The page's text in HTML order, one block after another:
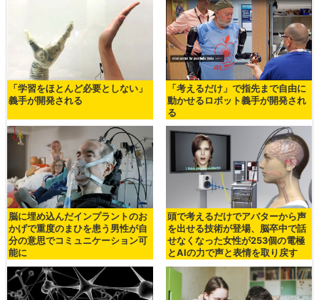
「学習をほとんど必要としない」
義手が開発される
「考えるだけ」で指先まで自由に
動かせるロボット義手が開発され
る
脳に埋め込んだインプラントのお
かげで重度のまひを患う男性が自
分の意思でコミュニケーション可
能に
頭で考えるだけでアバターから声
を出せる技術が登場、脳卒中で話
せなくなった女性が253個の電極
とAIの力で声と表情を取り戻す